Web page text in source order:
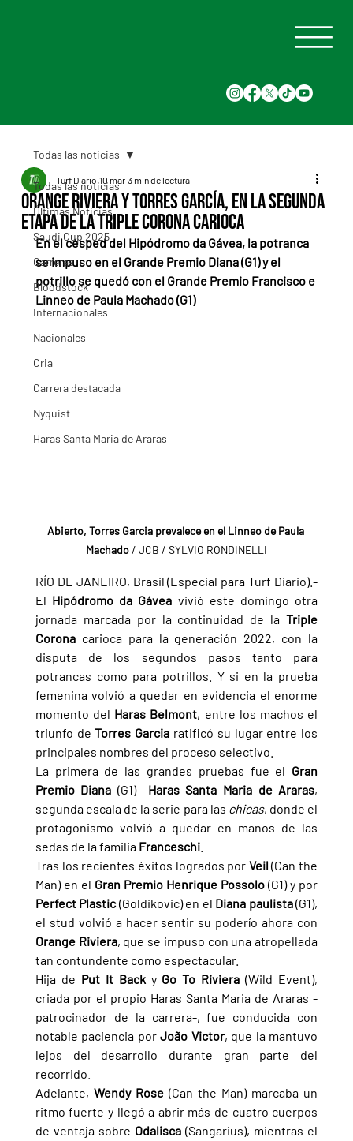
Todas las noticias
Últimas Noticias
Saudi Cup 2025
Carreras
Bloodstock
Internacionales
Nacionales
Cria
Carrera destacada
Nyquist
Haras Santa Maria de Araras
Todas las noticias
Orange Riviera y Torres García, en la segunda
etapa de la Triple Corona carioca
Turf Diario 10 mar 3 min de lectura
En el césped del Hipódromo da Gávea, la potranca
se impuso en el Grande Premio Diana (G1) y el
potrillo se quedó con el Grande Premio Francisco e
Linneo de Paula Machado (G1)
Abierto, Torres Garcia prevalece en el Linneo de Paula
Machado / JCB / SYLVIO RONDINELLI
RÍO DE JANEIRO, Brasil (Especial para Turf Diario).-
El Hipódromo da Gávea vivió este domingo otra
jornada marcada por la continuidad de la Triple
Corona carioca para la generación 2022, con la
disputa de los segundos pasos tanto para
potrancas como para potrillos. Y si en la prueba
femenina volvió a quedar en evidencia el enorme
momento del Haras Belmont, entre los machos el
triunfo de Torres Garcia ratificó su lugar entre los
principales nombres del proceso selectivo.
La primera de las grandes pruebas fue el Gran
Premio Diana (G1) –Haras Santa Maria de Araras,
segunda escala de la serie para las chicas, donde el
protagonismo volvió a quedar en manos de las
sedas de la familia Franceschi.
Tras los recientes éxitos logrados por Veil (Can the
Man) en el Gran Premio Henrique Possolo
Perfect Plastic (Goldikovic) en el Diana paulista (G1),
Orange Riviera, que se impuso con una atropellada
tan contundente como espectacular.
Hija de Put It Back y Go To Riviera (Wild Event),
criada por el propio Haras Santa Maria de Araras -
patrocinador de la carrera-, fue conducida con
notable paciencia por João Victor, que la mantuvo
lejos del desarrollo durante gran parte del
recorrido.
Adelante, Wendy Rose (Can the Man) marcaba un
ritmo fuerte y llegó a abrir más de cuatro cuerpos
de ventaja sobre Odalisca (Sangarius), mientras el